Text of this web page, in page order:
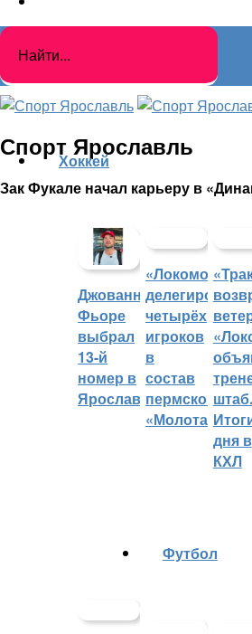
Спорт Ярославль
Зак Фукале начал карьеру в
Хоккей
Джованни
Фьоре
выбрал
13-й
номер в
Ярославле
«Локомотив»
делегировал
четырёх
игроков
в
состав
пермского
«Молота»
штаб.
дня в
КХЛ
Футбол